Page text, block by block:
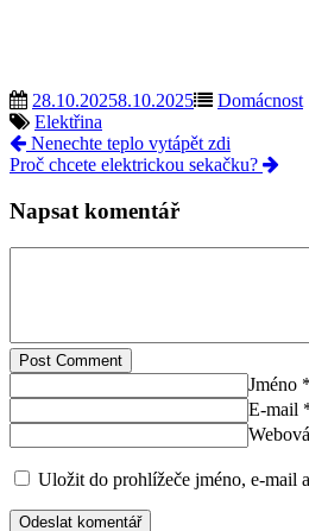
28.10.20258.10.2025
Domácnost
Elektřina
Nenechte teplo vytápět zdi
Proč chcete elektrickou sekačku?
Napsat komentář
Post Comment
Jméno *
E-mail
Uložit do prohlížeče jméno, e-mail